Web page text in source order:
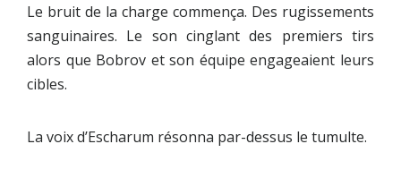
Le bruit de la charge commença. Des rugissements
sanguinaires. Le son cinglant des premiers tirs
alors que Bobrov et son équipe engageaient leurs
cibles.
La voix d’Escharum résonna par-dessus le tumulte.